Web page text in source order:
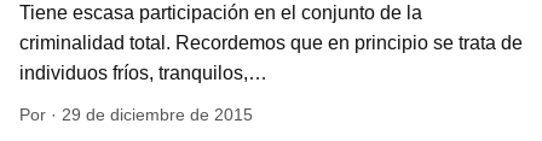
Tiene escasa participación en el conjunto de la
criminalidad total. Recordemos que en principio se trata de
individuos fríos, tranquilos,…
Por · 29 de diciembre de 2015